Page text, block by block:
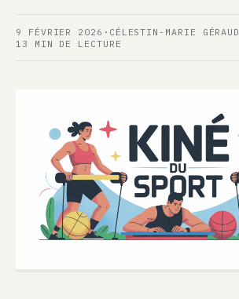
9 FÉVRIER 2026 · CÉLESTIN-MARIE GÉRAUD
13 MIN DE LECTURE